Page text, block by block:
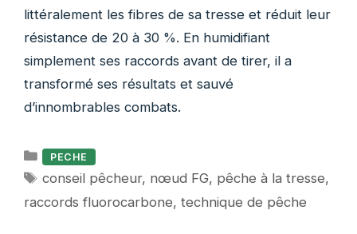
littéralement les fibres de sa tresse et réduit leur
résistance de 20 à 30 %. En humidifiant
simplement ses raccords avant de tirer, il a
transformé ses résultats et sauvé
d’innombrables combats.
Catégories
PECHE
Étiquettes
conseil pêcheur, nœud FG, pêche à la tresse,
raccords fluorocarbone, technique de pêche